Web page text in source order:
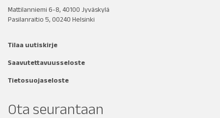
Mattilanniemi 6-8, 40100 Jyväskylä
Pasilanraitio 5, 00240 Helsinki
Tilaa uutiskirje
Saavutettavuusseloste
Tietosuojaseloste
Ota seurantaan